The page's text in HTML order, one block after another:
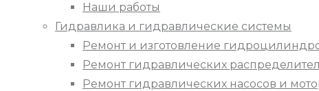
Наши работы
Гидравлика и гидравлические системы
Ремонт и изготовление
Ремонт гидравлических
Ремонт гидравлических насосов и